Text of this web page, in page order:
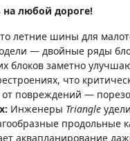
на любой дороге!
летние шины для
— двойные ряды
блоков заметно
что
повреждений —
Инженеры Triangle
аквапланирование